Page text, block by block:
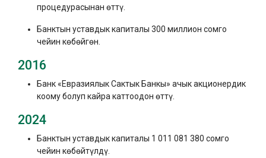
процедурасынан өттү.
Банктын уставдык капиталы 300 миллион сомго
чейин көбөйгөн.
2016
Банк «Евразиялык Сактык Банкы» ачык акционердик
коому болуп кайра каттоодон өттү.
2024
Банктын уставдык капиталы 1 011 081 380 сомго
чейин көбөйтүлдү.